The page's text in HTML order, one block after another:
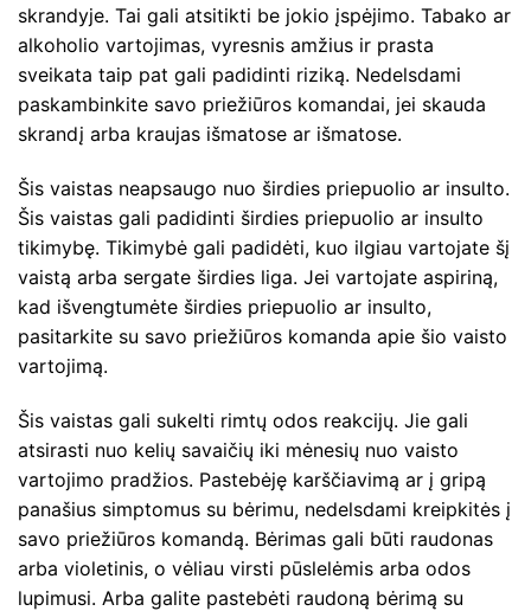
skrandyje. Tai gali atsitikti be jokio įspėjimo. Tabako ar
alkoholio vartojimas, vyresnis amžius ir prasta
sveikata taip pat gali padidinti riziką. Nedelsdami
paskambinkite savo priežiūros komandai, jei skauda
skrandį arba kraujas išmatose ar išmatose.
Šis vaistas neapsaugo nuo širdies priepuolio ar insulto.
Šis vaistas gali padidinti širdies priepuolio ar insulto
tikimybę. Tikimybė gali padidėti, kuo ilgiau vartojate šį
vaistą arba sergate širdies liga. Jei vartojate aspiriną,
kad išvengtumėte širdies priepuolio ar insulto,
pasitarkite su savo priežiūros komanda apie šio vaisto
vartojimą.
Šis vaistas gali sukelti rimtų odos reakcijų. Jie gali
atsirasti nuo kelių savaičių iki mėnesių nuo vaisto
vartojimo pradžios. Pastebėję karščiavimą ar į gripą
panašius simptomus su bėrimu, nedelsdami kreipkitės į
savo priežiūros komandą. Bėrimas gali būti raudonas
arba violetinis, o vėliau virsti pūslelėmis arba odos
lupimusi. Arba galite pastebėti raudoną bėrimą su